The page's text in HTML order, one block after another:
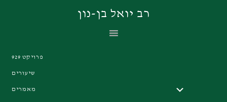
רב יואל בן-נון
פרויקט 929
שיעורים
מאמרים